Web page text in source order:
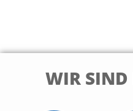
WIR SIND